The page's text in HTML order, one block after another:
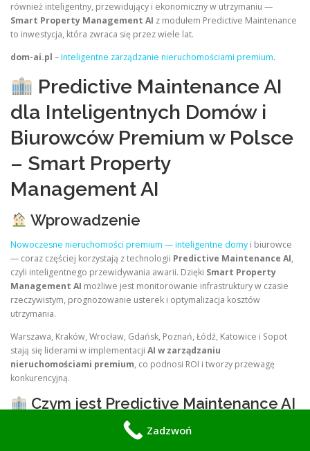
również inteligentny, przewidujący i ekonomiczny w utrzymaniu —
Smart Property Management AI z modułem Predictive Maintenance
to inwestycja, która zwraca się przez wiele lat.
dom-ai.pl –Inteligentne zarządzanie nieruchomościami premium.
Predictive Maintenance AI
dla Inteligentnych Domów i
Biurowców Premium w Polsce
– Smart Property
Management AI
Wprowadzenie
Nowoczesne nieruchomości premium — inteligentne domy i biurowce
— coraz częściej korzystają z technologii Predictive Maintenance AI,
czyli inteligentnego przewidywania awarii. Dzięki Smart Property
Management AI możliwe jest monitorowanie infrastruktury w czasie
rzeczywistym, prognozowanie usterek i optymalizacja kosztów
utrzymania.
Warszawa, Kraków, Wrocław, Gdańsk, Poznań, Łódź, Katowice i Sopot
stają się liderami w implementacji AI w zarządzaniu
nieruchomościami premium, co podnosi ROI i tworzy przewagę
konkurencyjną.
Czym jest Predictive Maintenance AI
w Smart Homes i Smart Offices?
Zadzwoń